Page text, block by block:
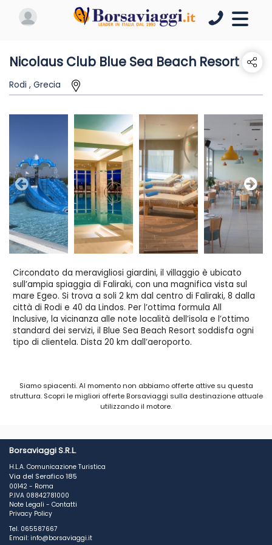
Nicolaus Club Blue Sea Beach Resort
Rodi , Grecia
Circondato da meravigliosi giardini, il villaggio è ubicato
sull’ampia spiaggia di Faliraki, con una magnifica vista sul
mare Egeo. Si trova a soli 2 km dal centro di Faliraki, 8 dalla
città di Rodi e 40 da Lindos. Per l’ottima formula All
Inclusive, la vicinanza alle note località dell’isola e l’ottimo
standard dei servizi, il Blue Sea Beach Resort soddisfa ogni
tipo di clientela. Dista 20 km dall’aeroporto.
su più piani, dotate di servizi con vasca, asciugacapelli, aria
condizionata, telefono, TV SAT, connessione Wi-Fi, cassetta
di sicurezza, minifrigo, balcone o terrazzo. Si suddividono in:
occupazione massima 4 adulti con sistemazione in letto a
castello.
Informazione Spiaggia
Il resort è situato direttamente sulla lunga e ampia
spiaggia di sabbia e ghiaia di Faliraki, caratterizzata da
fondali che digradano dolcemente, rendendola ideale
anche per i più piccoli. Utilizzo gratuito di lettini e ombrelloni
fino a esaurimento. Teli mare gratuiti. In linea con le
Siamo spiacenti. Al momento non abbiamo offerte attive su questa
struttura. Scopri le migliori offerte Borsaviaggi sulla destinazione attuale
utilizzando il motore.
Borsaviaggi S.R.L.
H.L.A. Comunicazione Turistica
Via del Serafico 185
00142 - Roma
P.IVA 08842781000
Note Legali - Contatti
Privacy Policy
Tel. 065587667
Email: info@borsaviaggi.it